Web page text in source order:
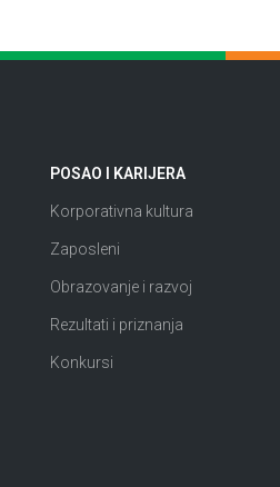
POSAO I KARIJERA
Korporativna kultura
Zaposleni
Obrazovanje i razvoj
Rezultati i priznanja
Konkursi